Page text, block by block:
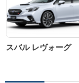
スバル レヴォーグ